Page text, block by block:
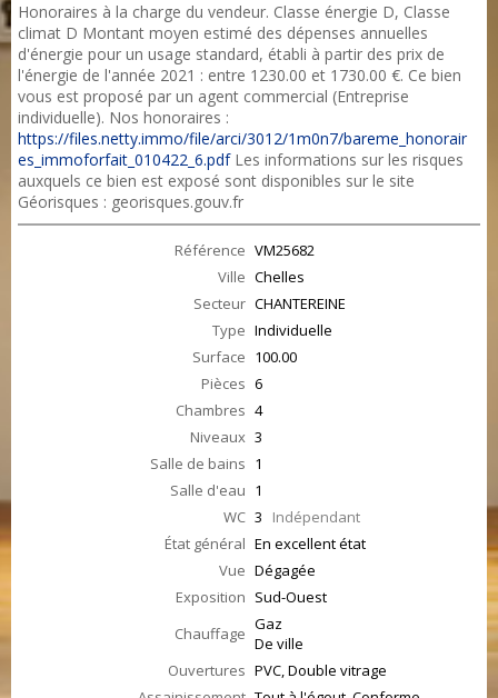
Honoraires à la charge du vendeur. Classe énergie D, Classe
climat D Montant moyen estimé des dépenses annuelles
d'énergie pour un usage standard, établi à partir des prix de
l'énergie de l'année 2021 : entre 1230.00 et 1730.00 €. Ce bien
vous est proposé par un agent commercial (Entreprise
individuelle). Nos honoraires :
https://files.netty.immo/file/arci/3012/1m0n7/bareme_honorair
es_immoforfait_010422_6.pdfLes informations sur les risques
auxquels ce bien est exposé sont disponibles sur le site
Géorisques : georisques.gouv.fr
Référence VM25682
Ville Chelles
Secteur CHANTEREINE
Type Individuelle
Surface 100.00
Pièces 6
Chambres 4
Niveaux 3
Salle de bains 1
Salle d'eau 1
WC 3 Indépendant
État général En excellent état
Vue Dégagée
Exposition Sud-Ouest
Chauffage Gaz
De ville
Ouvertures PVC, Double vitrage